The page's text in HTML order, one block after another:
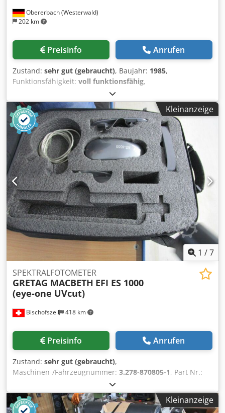
Obererbach (Westerwald)
202 km
Preisinfo Anrufen
Zustand: sehr gut (gebraucht), Baujahr: 1985,
Funktionsfähigkeit: voll funktionsfähig,
Maschinen-/Fahrzeugnummer:
7717 Heidelberg GTO-52, Baujahr: 1985, Druckzahl: ca. 20
Mio. Format: 360x520 mm, 1 Farben Ausstattung: - Puder
Apparat - Varn Compac III - Minus Version Dcjdpfozfimnox
Ahyjk -->Verfügbar ab: 08/2026
Kleinanzeige
1 /7
Bischofszell 418 km
SPEKTRALFOTOMETER
GRETAG MACBETH EFI ES 1000
(eye-one UVcut)
Preisinfo Anrufen
Zustand: sehr gut (gebraucht),
Maschinen-/Fahrzeugnummer: 3.278-870805-1, Part Nr.:
42.35.53 Dcedpfx Ahoh Eii Tjyek Technische Daten und
Beschreibung: siehe Bilder
Kleinanzeige